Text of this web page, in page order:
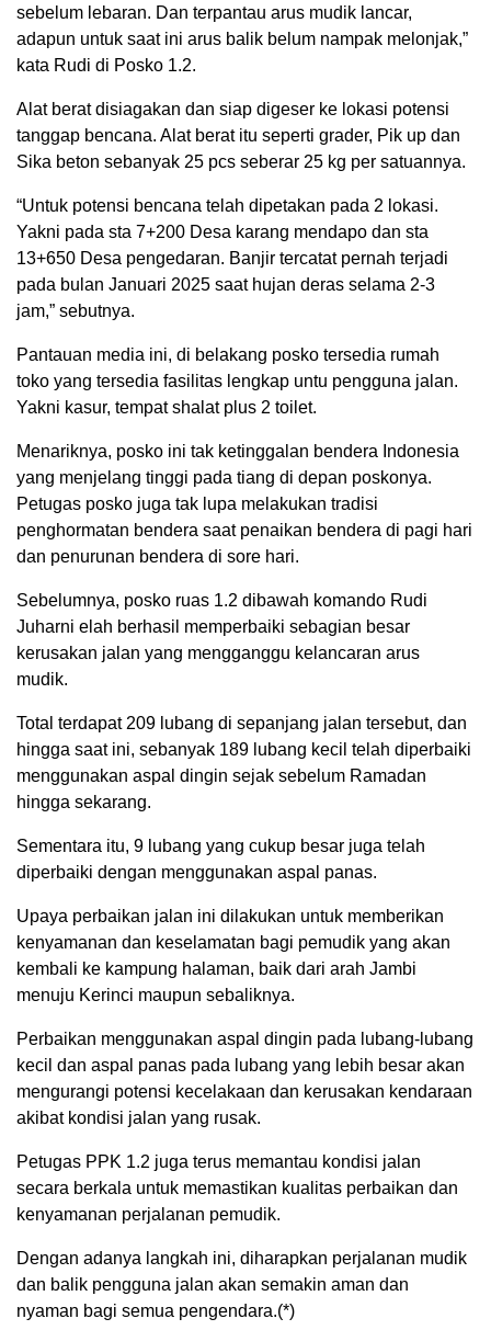
sebelum lebaran. Dan terpantau arus mudik lancar,
adapun untuk saat ini arus balik belum nampak melonjak,”
kata Rudi di Posko 1.2.
Alat berat disiagakan dan siap digeser ke lokasi potensi
tanggap bencana. Alat berat itu seperti grader, Pik up dan
Sika beton sebanyak 25 pcs seberar 25 kg per satuannya.
“Untuk potensi bencana telah dipetakan pada 2 lokasi.
Yakni pada sta 7+200 Desa karang mendapo dan sta
13+650 Desa pengedaran. Banjir tercatat pernah terjadi
pada bulan Januari 2025 saat hujan deras selama 2-3
jam,” sebutnya.
Pantauan media ini, di belakang posko tersedia rumah
toko yang tersedia fasilitas lengkap untu pengguna jalan.
Yakni kasur, tempat shalat plus 2 toilet.
Menariknya, posko ini tak ketinggalan bendera Indonesia
yang menjelang tinggi pada tiang di depan poskonya.
Petugas posko juga tak lupa melakukan tradisi
penghormatan bendera saat penaikan bendera di pagi hari
dan penurunan bendera di sore hari.
Sebelumnya, posko ruas 1.2 dibawah komando Rudi
Juharni elah berhasil memperbaiki sebagian besar
kerusakan jalan yang mengganggu kelancaran arus
mudik.
Total terdapat 209 lubang di sepanjang jalan tersebut, dan
hingga saat ini, sebanyak 189 lubang kecil telah diperbaiki
menggunakan aspal dingin sejak sebelum Ramadan
hingga sekarang.
Sementara itu, 9 lubang yang cukup besar juga telah
diperbaiki dengan menggunakan aspal panas.
Upaya perbaikan jalan ini dilakukan untuk memberikan
kenyamanan dan keselamatan bagi pemudik yang akan
kembali ke kampung halaman, baik dari arah Jambi
menuju Kerinci maupun sebaliknya.
Perbaikan menggunakan aspal dingin pada lubang-lubang
kecil dan aspal panas pada lubang yang lebih besar akan
mengurangi potensi kecelakaan dan kerusakan kendaraan
akibat kondisi jalan yang rusak.
Petugas PPK 1.2 juga terus memantau kondisi jalan
secara berkala untuk memastikan kualitas perbaikan dan
kenyamanan perjalanan pemudik.
Dengan adanya langkah ini, diharapkan perjalanan mudik
dan balik pengguna jalan akan semakin aman dan
nyaman bagi semua pengendara.(*)